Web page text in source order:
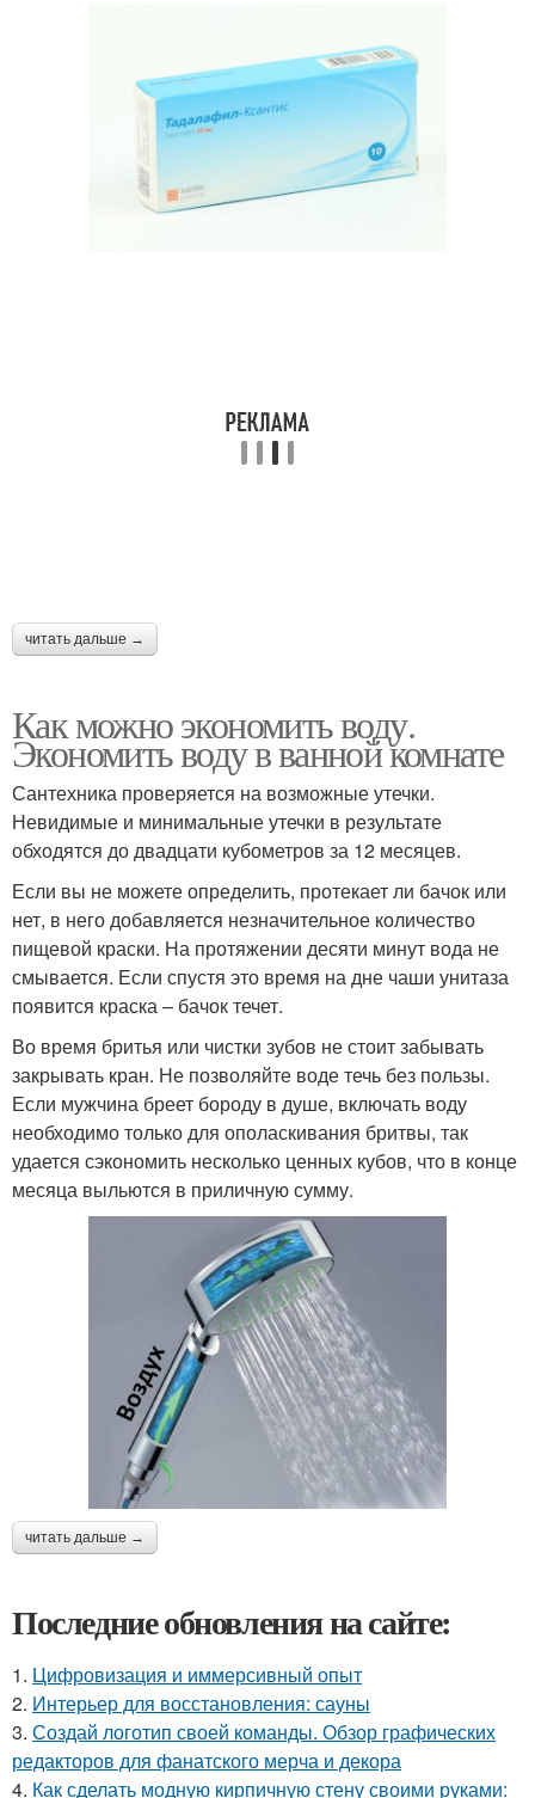
читать дальше →
Как можно экономить воду.
Экономить воду в ванной комнате
Сантехника проверяется на возможные утечки.
Невидимые и минимальные утечки в результате
обходятся до двадцати кубометров за 12 месяцев.
Если вы не можете определить, протекает ли бачок или
нет, в него добавляется незначительное количество
пищевой краски. На протяжении десяти минут вода не
смывается. Если спустя это время на дне чаши унитаза
появится краска – бачок течет.
Во время бритья или чистки зубов не стоит забывать
закрывать кран. Не позволяйте воде течь без пользы.
Если мужчина бреет бороду в душе, включать воду
необходимо только для ополаскивания бритвы, так
удается сэкономить несколько ценных кубов, что в конце
месяца выльются в приличную сумму.
читать дальше →
Последние обновления на сайте:
1. Цифровизация и иммерсивный опыт
2. Интерьер для восстановления: сауны
3. Создай логотип своей команды. Обзор графических
редакторов для фанатского мерча и декора
4. Как сделать модную кирпичную стену своими руками: